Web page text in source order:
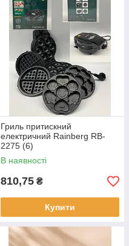
Гриль притискний
електричний Rainberg RB-
2275 (6)
В наявності
810,75 ₴
Купити